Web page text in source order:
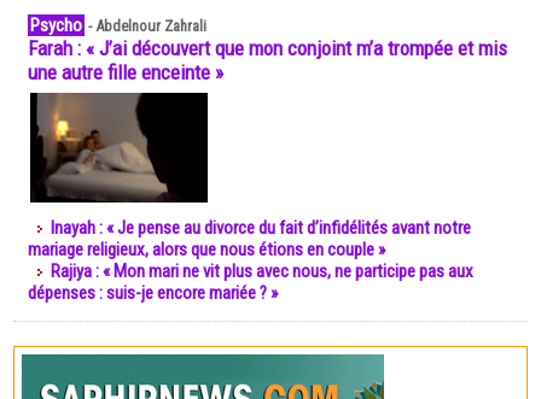
Psycho -Abdelnour Zahrali
Farah : « J’ai découvert que mon conjoint m’a trompée et mis
une autre fille enceinte »
Inayah : « Je pense au divorce du fait d’infidélités avant notre
mariage religieux, alors que nous étions en couple »
Rajiya : « Mon mari ne vit plus avec nous, ne participe pas aux
dépenses : suis-je encore mariée ? »